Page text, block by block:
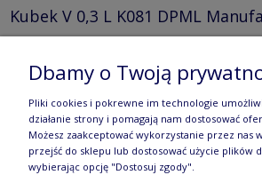
Kubek V 0,3 L K081 DPML
Dbamy o Twoją
Pliki cookies i pokrewne im technologie
działanie strony i pomagają nam dostosować
Możesz zaakceptować wykorzystanie przez nas
przejść do sklepu lub dostosować użycie plików
wybierając opcję "Dostosuj zgody".